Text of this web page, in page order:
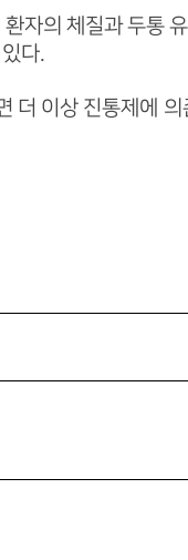
자의 체질과 두통
다.
더 이상 진통제에